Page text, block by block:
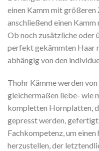
einen Kamm mit größeren
anschließend einen
Ob noch zusätzliche oder
perfekt gekämmten Haar
abhängig von den
Thohr Kämme werden von
gleichermaßen liebe- wie
kompletten Hornplatten,
gepresst werden,
Fachkompetenz, um
herzustellen, der